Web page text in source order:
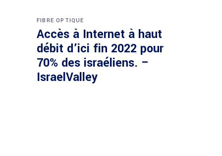
FIBRE OPTIQUE
Accès à Internet à haut
débit d’ici fin 2022 pour
70% des israéliens. –
IsraelValley